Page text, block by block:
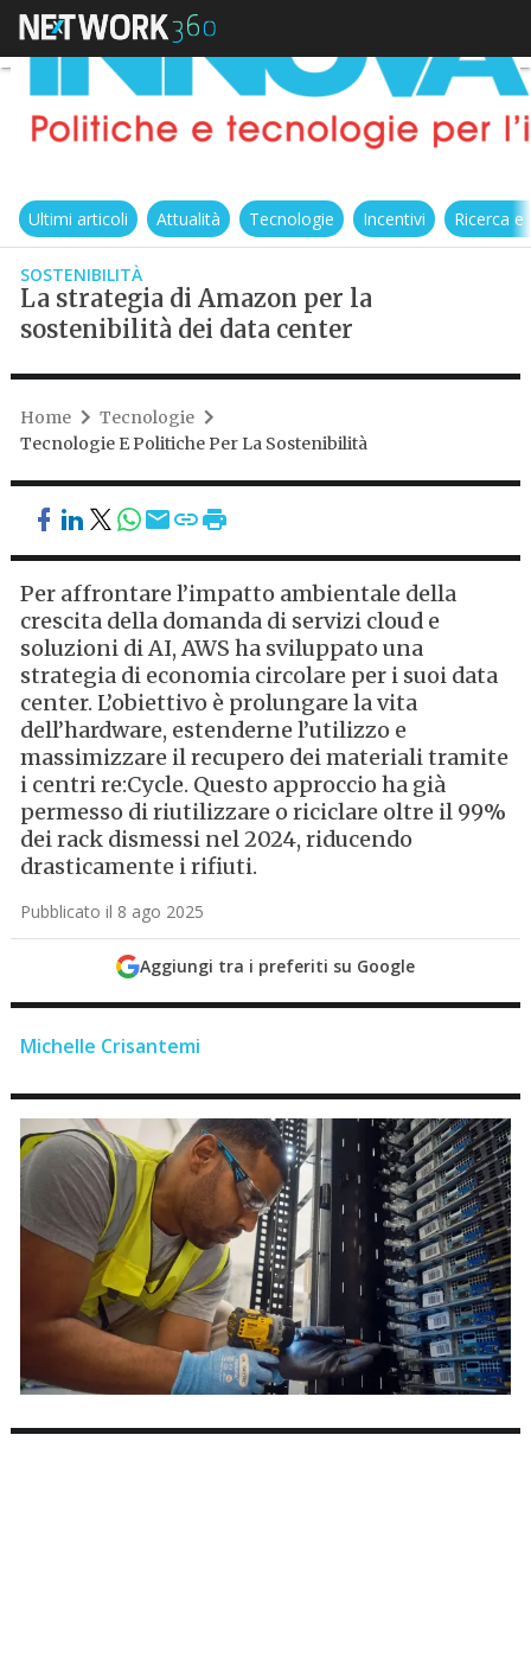
Ultimi articoli Attualità Tecnologie Incentivi Ricerca
SOSTENIBILITÀ
La strategia di Amazon per la
sostenibilità dei data center
Home
Tecnologie
Tecnologie E Politiche Per La Sostenibilità
Per affrontare l’impatto ambientale della
crescita della domanda di servizi cloud e
soluzioni di AI, AWS ha sviluppato una
strategia di economia circolare per i suoi data
center. L’obiettivo è prolungare la vita
dell’hardware, estenderne l’utilizzo e
massimizzare il recupero dei materiali tramite
i centri re:Cycle. Questo approccio ha già
permesso di riutilizzare o riciclare oltre il 99%
dei rack dismessi nel 2024, riducendo
drasticamente i rifiuti.
Pubblicato il 8 ago 2025
Aggiungi tra i preferiti su Google
Michelle Crisantemi